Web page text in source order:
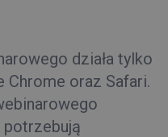
działa tylko
Chrome oraz Safari.
potrzebują